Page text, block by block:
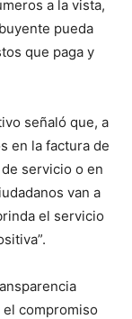
a la vista,
pueda
que paga y
señaló que, a
en la factura de
servicio o en
van a
el servicio
compromiso